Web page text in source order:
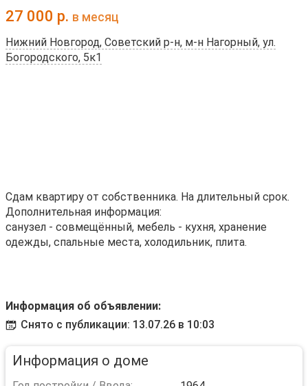
27 000 р. в месяц
Нижний Новгород, Советский р-н, м-н Нагорный, ул.
Богородского, 5к1
Сдам квартиру от собственника. На длительный срок.
Дополнительная информация:
санузел - совмещённый, мебель - кухня, хранение
одежды, спальные места, холодильник, плита.
Информация об объявлении:
Снято с публикации: 13.07.26 в 10:03
Информация о доме